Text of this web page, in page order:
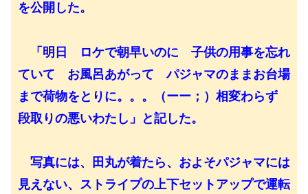
を公開した。
「明日 ロケで朝早いのに 子供の用事を忘れ
ていて お風呂あがって パジャマのままお台場
まで荷物をとりに。。。（ーー；）相変わらず
段取りの悪いわたし」と記した。
写真には、田丸が着たら、およそパジャマには
見えない、ストライプの上下セットアップで運転